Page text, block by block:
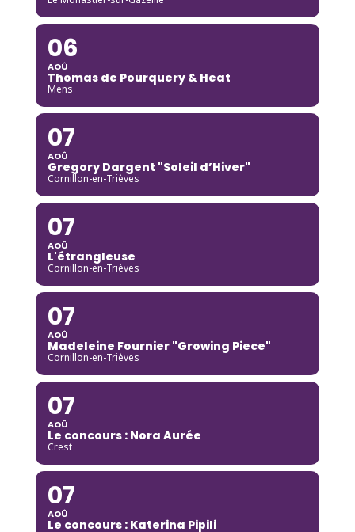
06
AOÛ
Thomas de Pourquery & Heat
Mens
07
AOÛ
Gregory Dargent "Soleil d’Hiver"
Cornillon-en-Trièves
07
AOÛ
L'étrangleuse
Cornillon-en-Trièves
07
AOÛ
Madeleine Fournier "Growing Piece"
Cornillon-en-Trièves
07
AOÛ
Le concours : Nora Aurée
Crest
07
AOÛ
Le concours : Katerina Pipili